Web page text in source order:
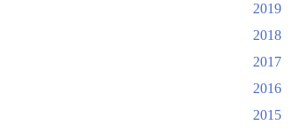
2019
2018
2017
2016
2015